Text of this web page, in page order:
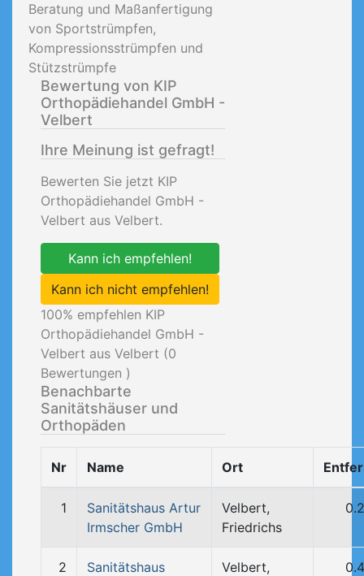
Beratung und Maßanfertigung
von Sportstrümpfen,
Kompressionsstrümpfen und
Stützstrümpfe
Bewertung von KIP
Orthopädiehandel GmbH -
Velbert
Ihre Meinung ist gefragt!
Bewerten Sie jetzt KIP
Orthopädiehandel GmbH -
Velbert aus Velbert.
Kann ich empfehlen!
Kann ich nicht empfehlen!
100% empfehlen KIP
Orthopädiehandel GmbH -
Velbert aus Velbert (0
Bewertungen )
Benachbarte
Sanitätshäuser und
Orthopäden
Nr Name Ort
1
Sanitätshaus Artur
Irmscher GmbH
Velbert,
Friedrichs
2
Sanitätshaus
Velbert,